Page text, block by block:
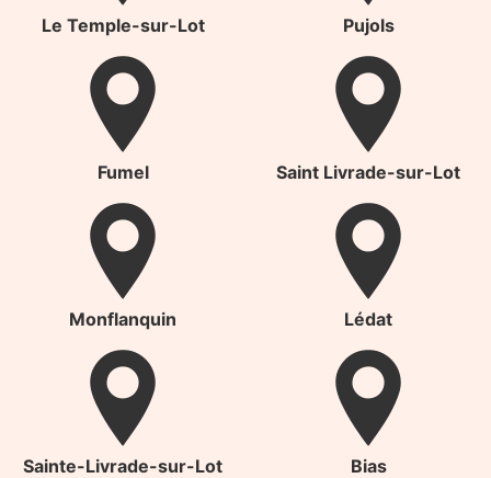
Le Temple-sur-Lot Pujols
Fumel Saint Livrade-sur-Lot
Monflanquin Lédat
Sainte-Livrade-sur-Lot Bias